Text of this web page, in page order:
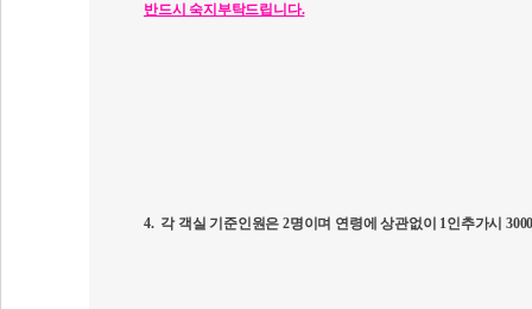
반드시 숙지부탁드립니다.
4. 각 객실 기준인원은 2명이며 연령에 상관없이 1인추가시